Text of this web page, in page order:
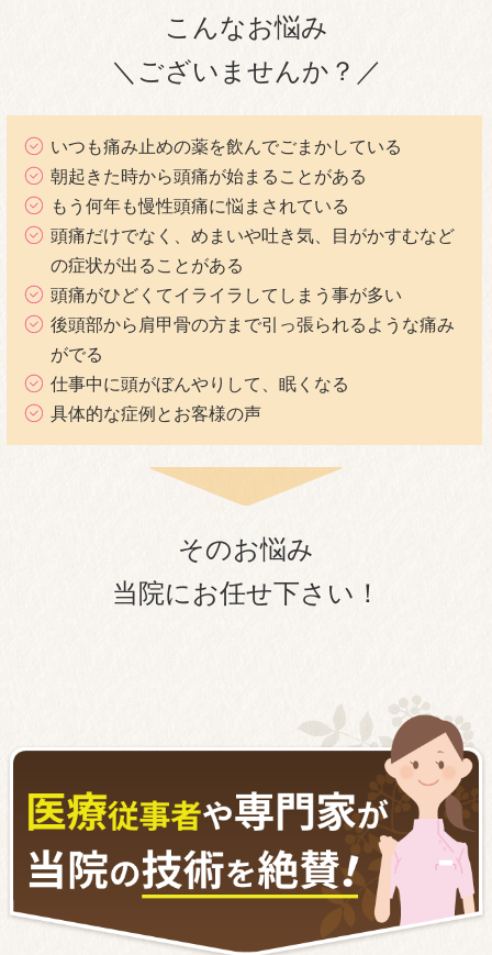
こんなお悩み
＼ございませんか？／
いつも痛み止めの薬を飲んでごまかしている
朝起きた時から頭痛が始まることがある
もう何年も慢性頭痛に悩まされている
頭痛だけでなく、めまいや吐き気、目がかすむなど
の症状が出ることがある
頭痛がひどくてイライラしてしまう事が多い
後頭部から肩甲骨の方まで引っ張られるような痛み
がでる
仕事中に頭がぼんやりして、眠くなる
具体的な症例とお客様の声
そのお悩み
当院にお任せ下さい！